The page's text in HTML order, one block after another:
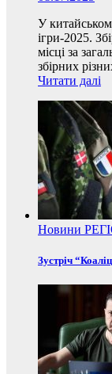
У
ігри-2025.
місці за
збірних
Читати далі
Новини
Зустріч